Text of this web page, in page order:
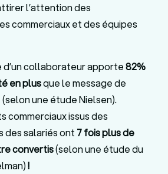
l’attention des
commerciaux et des équipes
d’un collaborateur apporte82%
en plusque le message de
une étude Nielsen).
commerciaux issus des
des salariés ont 7 fois plus de
convertis(selon une étude du
!